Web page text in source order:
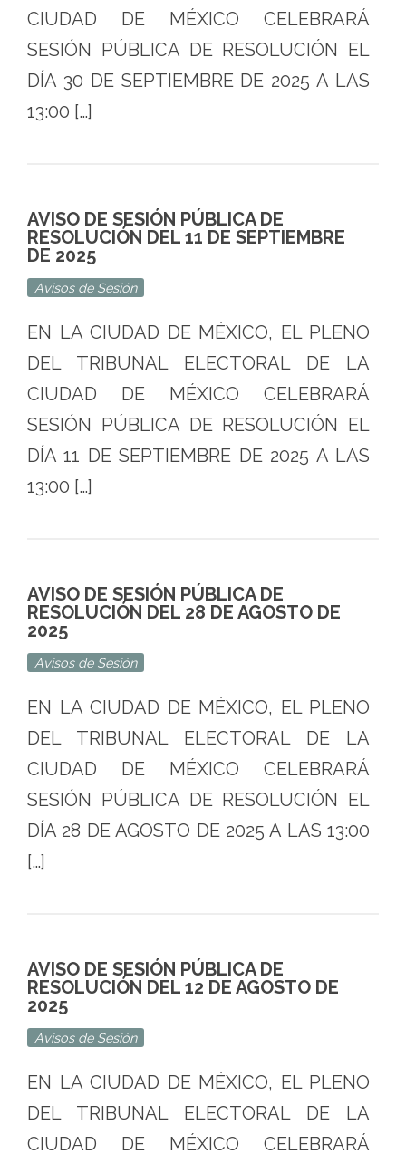
CIUDAD DE MÉXICO CELEBRARÁ
SESIÓN PÚBLICA DE RESOLUCIÓN EL
DÍA 30 DE SEPTIEMBRE DE 2025 A LAS
13:00 […]
AVISO DE SESIÓN PÚBLICA DE
RESOLUCIÓN DEL 11 DE SEPTIEMBRE
DE 2025
Avisos de Sesión
EN LA CIUDAD DE MÉXICO, EL PLENO
DEL TRIBUNAL ELECTORAL DE LA
CIUDAD DE MÉXICO CELEBRARÁ
SESIÓN PÚBLICA DE RESOLUCIÓN EL
DÍA 11 DE SEPTIEMBRE DE 2025 A LAS
13:00 […]
AVISO DE SESIÓN PÚBLICA DE
RESOLUCIÓN DEL 28 DE AGOSTO DE
2025
Avisos de Sesión
EN LA CIUDAD DE MÉXICO, EL PLENO
DEL TRIBUNAL ELECTORAL DE LA
CIUDAD DE MÉXICO CELEBRARÁ
SESIÓN PÚBLICA DE RESOLUCIÓN EL
DÍA 28 DE AGOSTO DE 2025 A LAS 13:00
[…]
AVISO DE SESIÓN PÚBLICA DE
RESOLUCIÓN DEL 12 DE AGOSTO DE
2025
Avisos de Sesión
EN LA CIUDAD DE MÉXICO, EL PLENO
DEL TRIBUNAL ELECTORAL DE LA
CIUDAD DE MÉXICO CELEBRARÁ